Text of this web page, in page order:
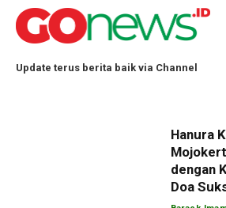
Update terus berita baik via Channel
Hanura
dengan
Doa